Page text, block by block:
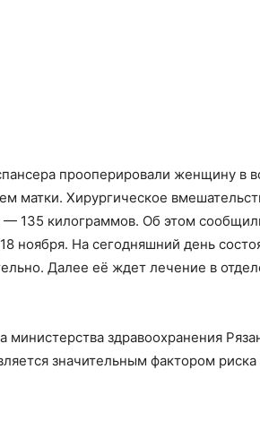
прооперировали женщину в
матки. Хирургическое
135 килограммов. Об этом
ноября. На сегодняшний день
Далее её ждет лечение в
министерства здравоохранения
значительным фактором риска